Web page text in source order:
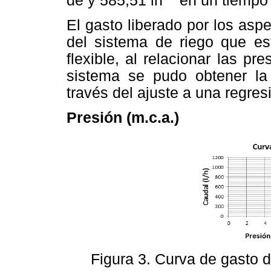
El gasto liberado por los
del sistema de riego que
flexible, al relacionar las
sistema se pudo obtener
través del ajuste a una
Presión (m.c.a.)
Figura 3. Curva de gasto